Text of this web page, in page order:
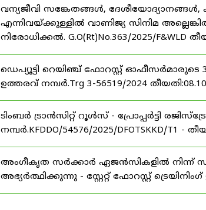
വന്യജീവി സങ്കേതങ്ങൾ,
എന്നിവയ്ക്കുള്ളിൽ വാണിജ്യ സിനിമ
നിരോധിക്കൽ. G.O(Rt)No.363/2025/F&WLD
ഡെപ്യൂട്ടി റെയിഞ്ച് ഫോറസ്റ്റ് ഓഫീസർമാരുടെ
ഉത്തരവ് നമ്പർ.Trg 3-56519/2024
ടിംബർ ട്രാൻസിറ്റ് റൂൾസ് - പ്രോപ്പർട്ടി
നമ്പർ.KFDDO/54576/2025/DFOTSKKD/T1 -
അംഗീകൃത സർക്കാർ ഏജൻസികളിൽ നിന്ന്
അഭ്യർത്ഥിക്കുന്നു - സ്റ്റേറ്റ് ഫോറസ്റ്റ് ട്രെയിനിംഗ്